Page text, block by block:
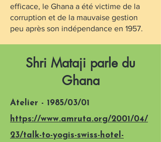
efficace, le Ghana a été victime de la
corruption et de la mauvaise gestion
peu après son indépendance en 1957.
Shri Mataji parle du
Ghana
Atelier - 1985/03/01
https://www.amruta.org/2001/04/
23/talk-to-yogis-swiss-hotel-